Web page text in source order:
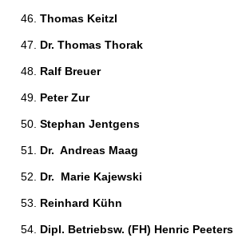
Thomas Keitzl
Dr. Thomas Thorak
Ralf Breuer
Peter Zur
Stephan Jentgens
Dr.  Andreas Maag
Dr.  Marie Kajewski
Reinhard Kühn
Dipl. Betriebsw. (FH) Henric Peeters